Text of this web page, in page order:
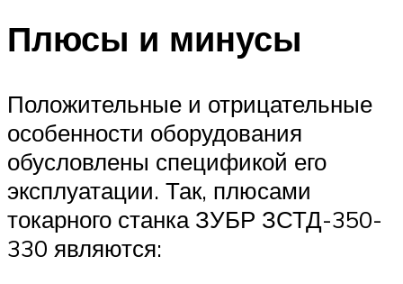
Плюсы и минусы
Положительные и отрицательные
особенности оборудования
обусловлены спецификой его
эксплуатации. Так, плюсами
токарного станка ЗУБР ЗСТД-350-
330 являются: